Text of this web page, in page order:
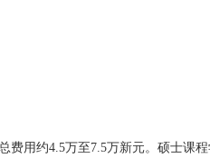
用约4.5万至7.5万新元。硕士课